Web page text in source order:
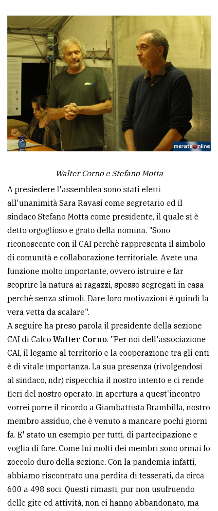
Cookie
policy
Walter Corno e Stefano Motta
A presiedere l'assemblea sono stati eletti
all'unanimità Sara Ravasi come segretario ed il
sindaco Stefano Motta come presidente, il quale si è
detto orgoglioso e grato della nomina. "Sono
riconoscente con il CAI perchè rappresenta il simbolo
di comunità e collaborazione territoriale. Avete una
funzione molto importante, ovvero istruire e far
scoprire la natura ai ragazzi, spesso segregati in casa
perchè senza stimoli. Dare loro motivazioni è quindi la
vera vetta da scalare".
A seguire ha preso parola il presidente della sezione
CAI di Calco Walter Corno. "Per noi dell'associazione
CAI, il legame al territorio e la cooperazione tra gli enti
è di vitale importanza. La sua presenza (rivolgendosi
al sindaco, ndr) rispecchia il nostro intento e ci rende
fieri del nostro operato. In apertura a quest'incontro
vorrei porre il ricordo a Giambattista Brambilla, nostro
membro assiduo, che è venuto a mancare pochi giorni
fa. E' stato un esempio per tutti, di partecipazione e
voglia di fare. Come lui molti dei membri sono ormai lo
zoccolo duro della sezione. Con la pandemia infatti,
abbiamo riscontrato una perdita di tesserati, da circa
600 a 498 soci. Questi rimasti, pur non usufruendo
delle gite ed attività, non ci hanno abbandonato, ma